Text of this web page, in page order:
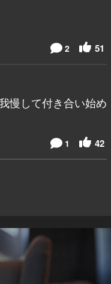
51
2
慢して付き合い始め
42
1